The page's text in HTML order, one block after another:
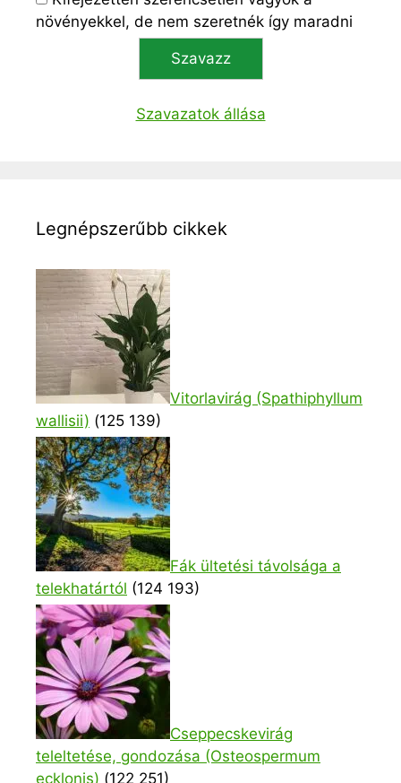
növényekkel, de nem szeretnék így maradni
Szavazatok állása
Legnépszerűbb cikkek
Vitorlavirág (Spathiphyllum
wallisii) (125 139)
Fák ültetési távolsága a
telekhatártól (124 193)
Cseppecskevirág
teleltetése, gondozása (Osteospermum
ecklonis) (122 251)